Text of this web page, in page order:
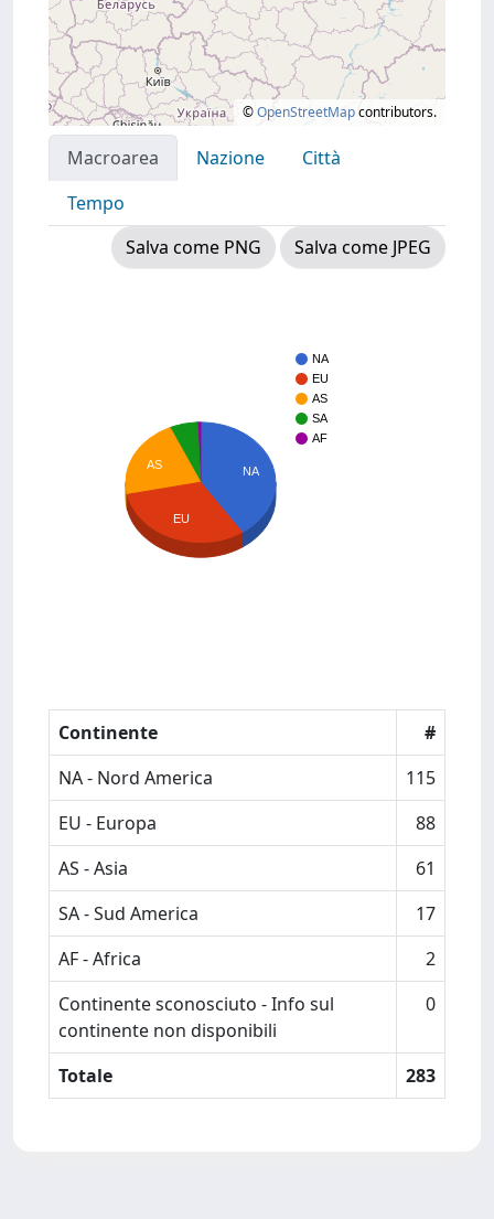
©OpenStreetMapcontributors.
Macroarea Nazione
Città
Tempo
Salva come PNG
Salva come JPEG
NA
EU
AS
SA
AF
NA
AS
EU
Continente
#
NA - Nord America
115
EU - Europa
88
AS - Asia
61
SA - Sud America
17
AF - Africa
2
Continente sconosciuto - Info sul
continente non disponibili
0
Totale 283